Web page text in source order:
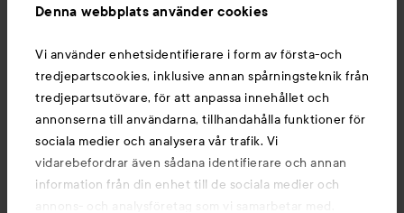
Denna webbplats använder cookies
Vi använder enhetsidentifierare i form av första-och
tredjepartscookies, inklusive annan spårningsteknik från
tredjepartsutövare, för att anpassa innehållet och
annonserna till användarna, tillhandahålla funktioner för
sociala medier och analysera vår trafik. Vi
vidarebefordrar även sådana identifierare och annan
information från din enhet till de sociala medier och
annons- och analysföretag som vi samarbetar med.
Du kanske också gillar